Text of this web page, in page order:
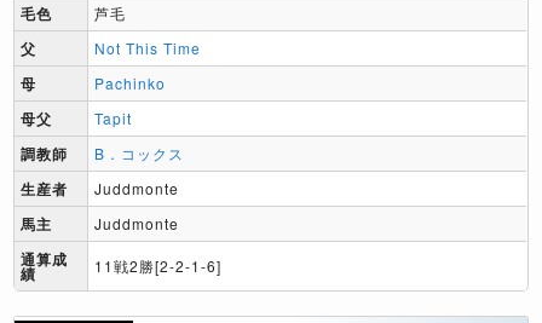
毛色 芦毛
父 Not This Time
母 Pachinko
母父 Tapit
調教師 B．コックス
生産者 Juddmonte
馬主 Juddmonte
通算成
績 11戦2勝[2-2-1-6]